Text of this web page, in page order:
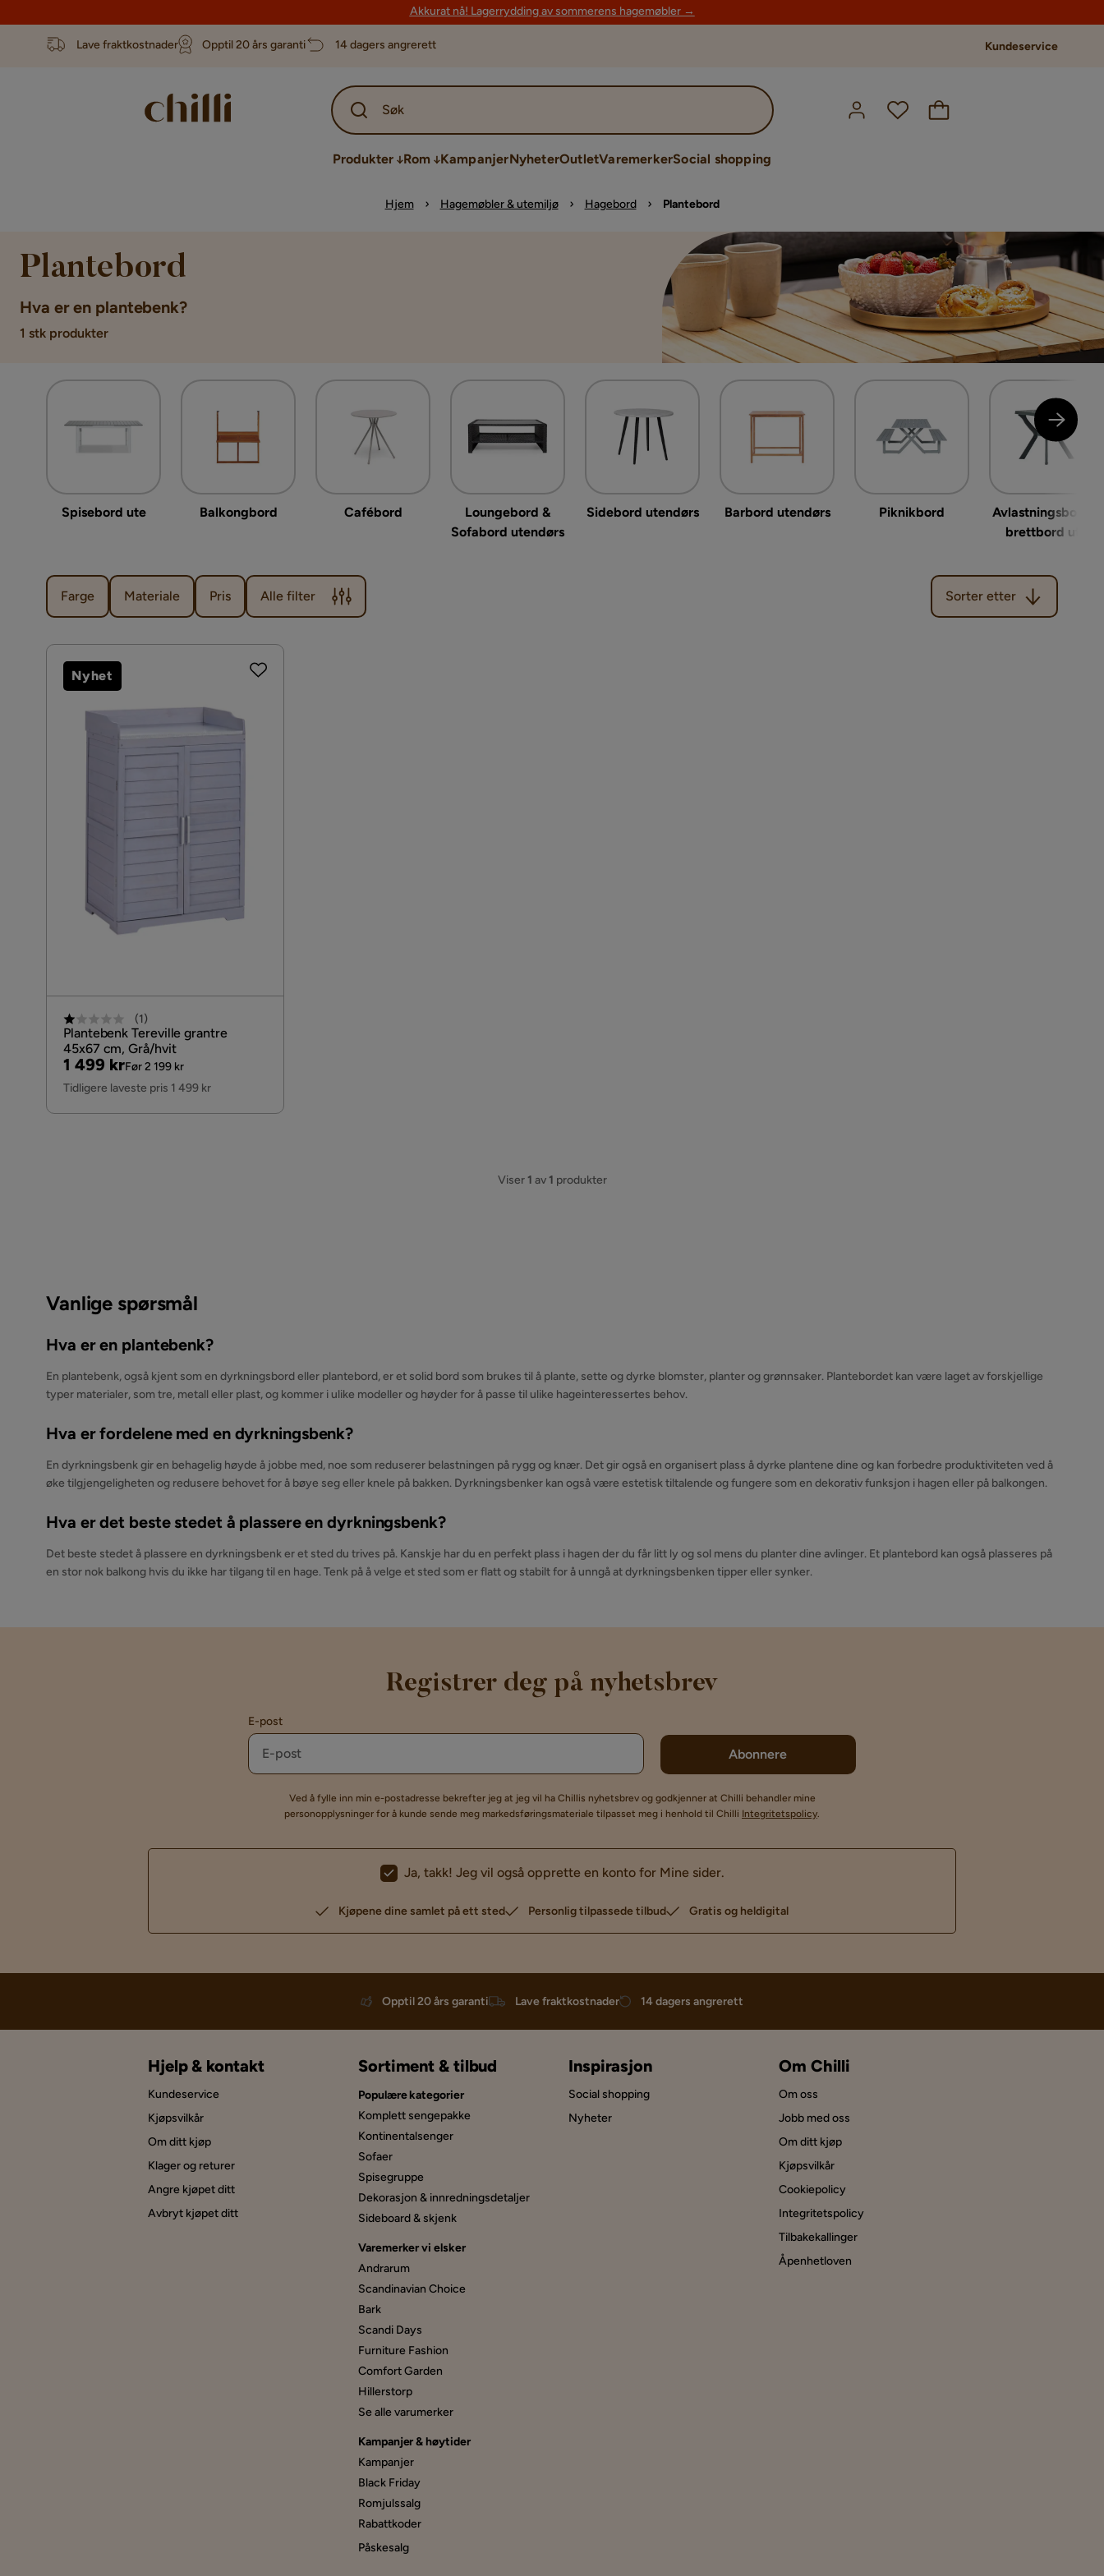
Akkurat nå! Lagerrydding av sommerens hagemøbler →
Lave fraktkostnader Opptil 20 års garanti 14 dagers angrerett Kundeservice
Søk
Produkter Rom KampanjerNyheterOutletVaremerkerSocial shopping
Hjem Hagemøbler & utemiljø Hagebord Plantebord
Plantebord
Hva er en plantebenk?
1 stk produkter
Spisebord ute Balkongbord Cafébord
Loungebord &
Sofabord utendørs
Sidebord utendørs Barbord utendørs Piknikbord
Avlastningsbord &
brettbord ute
Farge Materiale Pris Alle filter
Sorter etter
Sorter etter
(1)
Plantebenk Tereville grantre
45x67 cm, Grå/hvit
Pris
1 499 kr
Original
Pris
Før 2 199 kr
Tidligere laveste pris 1 499 kr
Nyhet
Viser1 av1 produkter
Vanlige spørsmål
Hva er en plantebenk?
En plantebenk, også kjent som en dyrkningsbord eller plantebord, er et solid bord som brukes til å plante, sette og dyrke blomster, planter og grønnsaker. Plantebordet kan være laget av forskjellige
typer materialer, som tre, metall eller plast, og kommer i ulike modeller og høyder for å passe til ulike hageinteressertes behov.
Hva er fordelene med en dyrkningsbenk?
En dyrkningsbenk gir en behagelig høyde å jobbe med, noe som reduserer belastningen på rygg og knær. Det gir også en organisert plass å dyrke plantene dine og kan forbedre produktiviteten ved å
øke tilgjengeligheten og redusere behovet for å bøye seg eller knele på bakken. Dyrkningsbenker kan også være estetisk tiltalende og fungere som en dekorativ funksjon i hagen eller på balkongen.
Hva er det beste stedet å plassere en dyrkningsbenk?
Det beste stedet å plassere en dyrkningsbenk er et sted du trives på. Kanskje har du en perfekt plass i hagen der du får litt ly og sol mens du planter dine avlinger. Et plantebord kan også plasseres på
en stor nok balkong hvis du ikke har tilgang til en hage. Tenk på å velge et sted som er flatt og stabilt for å unngå at dyrkningsbenken tipper eller synker.
Registrer deg på nyhetsbrev
E-post
Abonnere
Ved å fylle inn min e-postadresse bekrefter jeg at jeg vil ha Chillis nyhetsbrev og godkjenner at Chilli behandler mine
personopplysninger for å kunde sende meg markedsføringsmateriale tilpasset meg i henhold til Chilli Integritetspolicy.
Ja, takk! Jeg vil også opprette en konto for Mine sider.
Kjøpene dine samlet på ett sted Personlig tilpassede tilbud Gratis og heldigital
Opptil 20 års garanti Lave fraktkostnader 14 dagers angrerett
Hjelp & kontakt
Kundeservice
Kjøpsvilkår
Om ditt kjøp
Klager og returer
Angre kjøpet ditt
Avbryt kjøpet ditt
Sortiment & tilbud
Populære kategorier
Komplett sengepakke
Kontinentalsenger
Sofaer
Spisegru­ppe
Dekorasjon & innredningsdetaljer
Sideboard & skjenk
Varemerker vi elsker
Andrarum
Scandinavian Choice
Bark
Scandi Days
Furniture Fashion
Comfort Garden
Hillerstorp
Se alle varumerker
Kampanjer & høytider
Kampanjer
Black Friday
Romjulssalg
Rabattkoder
Påskesalg
Inspirasjon
Social shopping
Nyheter
Om Chilli
Om oss
Jobb med oss
Om ditt kjøp
Kjøpsvilkår
Cookiepolicy
Integritetspolicy
Tilbakekallinger
Åpenhetloven